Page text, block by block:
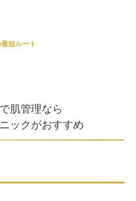
短ルート
肌管理なら
ックがおすすめ